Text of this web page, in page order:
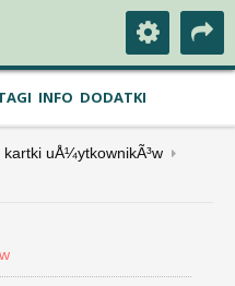
INFO DODATKI
kartki uÅ¼ytkownikÃ³w